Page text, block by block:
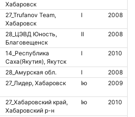
Хабаровск
27_Trufanov Team,
Хабаровск
I 2008
28_ЦЭВД Юность,
Благовещенск
II 2008
14_Республика
Саха(Якутия), Якутск
I 2010
28_Амурская обл. I 2008
27_Лидер, Хабаровск Iю 2009
27_Хабаровский край,
Хабаровский р-н
Iю 2010